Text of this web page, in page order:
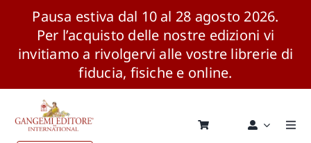
Pausa estiva dal 10 al 28 agosto 2026.
Per l’acquisto delle nostre edizioni vi
invitiamo a rivolgervi alle vostre librerie di
fiducia, fisiche e online.
contenuto